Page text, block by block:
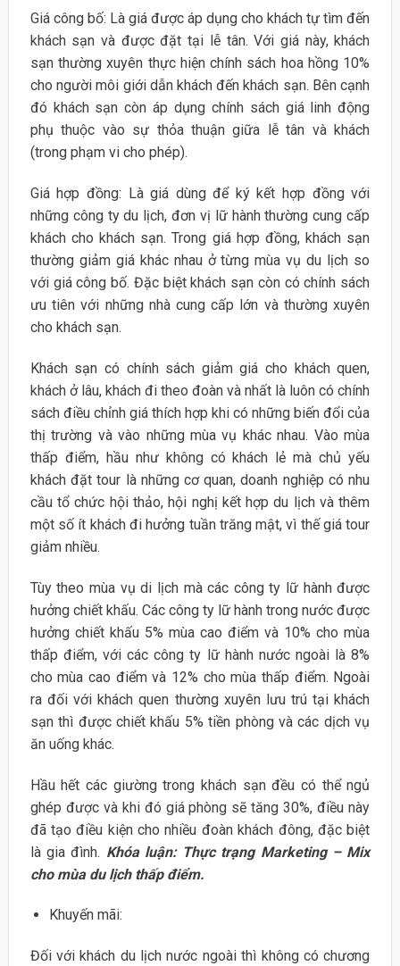
Giá công bố: Là giá được áp dụng cho khách tự tìm đến
khách sạn và được đặt tại lễ tân. Với giá này, khách
sạn thường xuyên thực hiện chính sách hoa hồng 10%
cho người môi giới dẫn khách đến khách sạn. Bên cạnh
đó khách sạn còn áp dụng chính sách giá linh động
phụ thuộc vào sự thỏa thuận giữa lễ tân và khách
(trong phạm vi cho phép).
Giá hợp đồng: Là giá dùng để ký kết hợp đồng với
những công ty du lịch, đơn vị lữ hành thường cung cấp
khách cho khách sạn. Trong giá hợp đồng, khách sạn
thường giảm giá khác nhau ở từng mùa vụ du lịch so
với giá công bố. Đặc biệt khách sạn còn có chính sách
ưu tiên với những nhà cung cấp lớn và thường xuyên
cho khách sạn.
Khách sạn có chính sách giảm giá cho khách quen,
khách ở lâu, khách đi theo đoàn và nhất là luôn có chính
sách điều chỉnh giá thích hợp khi có những biến đổi của
thị trường và vào những mùa vụ khác nhau. Vào mùa
thấp điểm, hầu như không có khách lẻ mà chủ yếu
khách đặt tour là những cơ quan, doanh nghiệp có nhu
cầu tổ chức hội thảo, hội nghị kết hợp du lịch và thêm
một số ít khách đi hưởng tuần trăng mật, vì thế giá tour
giảm nhiều.
Tùy theo mùa vụ di lịch mà các công ty lữ hành được
hưởng chiết khấu. Các công ty lữ hành trong nước được
hưởng chiết khấu 5% mùa cao điểm và 10% cho mùa
thấp điểm, với các công ty lữ hành nước ngoài là 8%
cho mùa cao điểm và 12% cho mùa thấp điểm. Ngoài
ra đối với khách quen thường xuyên lưu trú tại khách
sạn thì được chiết khấu 5% tiền phòng và các dịch vụ
ăn uống khác.
Hầu hết các giường trong khách sạn đều có thể ngủ
ghép được và khi đó giá phòng sẽ tăng 30%, điều này
đã tạo điều kiện cho nhiều đoàn khách đông, đặc biệt
là gia đình. Khóa luận: Thực trạng Marketing – Mix
cho mùa du lịch thấp điểm.
Khuyến mãi:
Đối với khách du lịch nước ngoài thì không có chương